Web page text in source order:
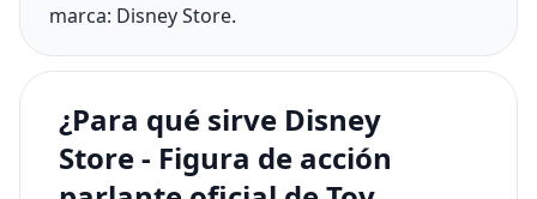
marca: Disney Store.
¿Para qué sirve Disney
Store - Figura de acción